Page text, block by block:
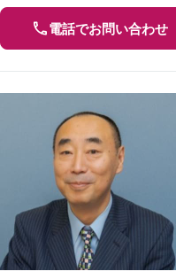
電話でお問い合わせ